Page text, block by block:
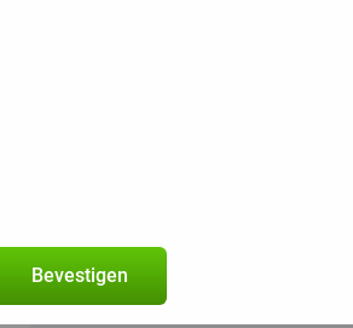
120 min
Bevestigen